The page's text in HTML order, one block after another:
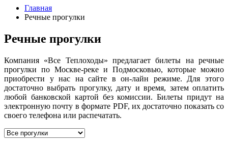
Главная
Речные прогулки
Речные прогулки
Компания «Все Теплоходы» предлагает билеты на речные
прогулки по Москве-реке и Подмосковью, которые можно
приобрести у нас на сайте в он-лайн режиме. Для этого
достаточно выбрать прогулку, дату и время, затем оплатить
любой банковской картой без комиссии. Билеты придут на
электронную почту в формате PDF, их достаточно показать со
своего телефона или распечатать.